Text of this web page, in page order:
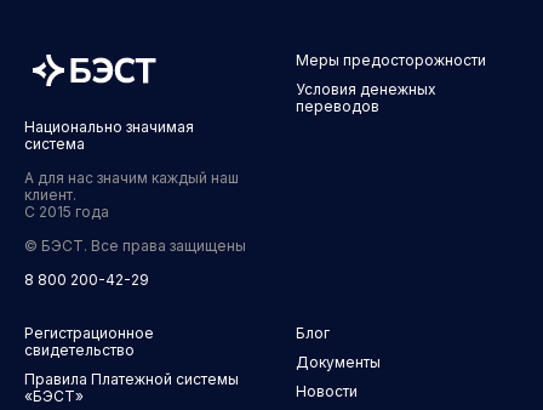
Национально значимая
система
А для нас значим каждый наш
клиент.
С 2015 года
© БЭСТ. Все права защищены
8 800 200-42-29
Меры предосторожности
Условия денежных
переводов
Регистрационное
свидетельство
Правила Платежной системы
«БЭСТ»
Блог
Документы
Новости